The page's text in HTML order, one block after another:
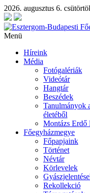
2026. augusztus 6.
Menü
Híreink
Média
Fotógalériák
Videótár
Hangtár
Beszédek
Tanulmányok
életéből
Montázs Erdő
Főegyházmegye
Főpapjaink
Történet
Névtár
Körlevelek
Rekollekció